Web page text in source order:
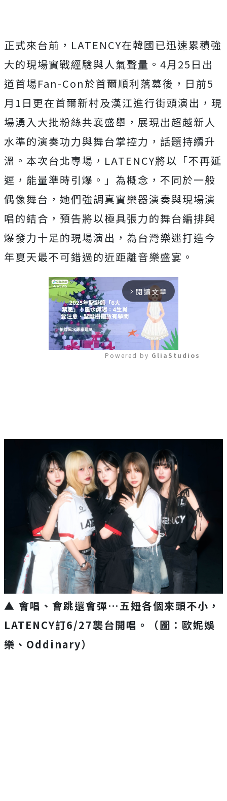
正式來台前， LATENCY在韓國已迅速累積強
大的現場實戰經驗與人氣聲量。 4月 25 日出
道首場Fan-Con於首爾順利落幕後 ，日前5
月 1 日更在首爾新村及漢江進行街頭演出， 現
場湧入大批粉絲共襄盛舉， 展現出超越新人
水準的演奏功力與舞台掌控力，話題持續升
溫。 本次台北專場， LATENCY將以「不再延
遲，能量準時引爆。」 為概念，不同於一般
偶像舞台， 她們強調真實樂器演奏與現場演
唱的結合， 預告將以極具張力的舞台編排與
爆發力十足的現場演出， 為台灣樂迷打造今
年夏天最不可錯過的近距離音樂盛宴。
arrow_forward_ios 閱讀文章
Powered by GliaStudios
▲ 會唱、會跳還會彈…五妞各個來頭不小，
LATENCY訂6/27襲台開唱。
（圖：歐妮娛
樂、Oddinary）